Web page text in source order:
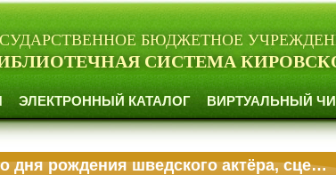
БЮДЖЕТНОЕ
СИСТЕМА
ЭЛЕКТРОННЫЙ КАТАЛОГ ВИРТУАЛЬНЫЙ
шведского актёра, сценариста и режиссёра немого кино Морица Стиллера